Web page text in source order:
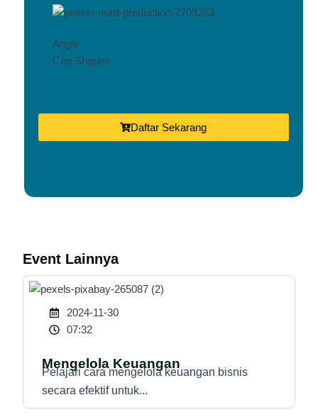
Angle
Ceo Shopee
Daftar Sekarang
Event Lainnya
2024-11-30
07:32
Mengelola Keuangan
Pelajari cara mengelola keuangan bisnis
secara efektif untuk...